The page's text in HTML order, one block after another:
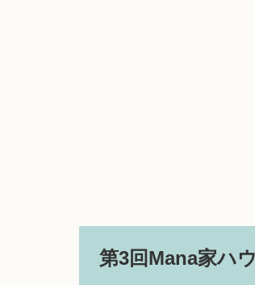
第3回Mana家ハ